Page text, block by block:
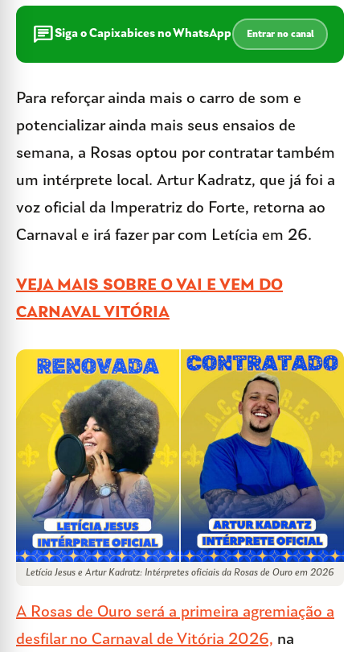
chatSiga o Capixabices no WhatsApp Entrar no canal
Para reforçar ainda mais o carro de som e
potencializar ainda mais seus ensaios de
semana, a Rosas optou por contratar também
um intérprete local. Artur Kadratz, que já foi a
voz oficial da Imperatriz do Forte, retorna ao
Carnaval e irá fazer par com Letícia em 26.
VEJA MAIS SOBRE O VAI E VEM DO
CARNAVAL VITÓRIA
Letícia Jesus e Artur Kadratz: Intérpretes oficiais da Rosas de Ouro em 2026
A Rosas de Ouro será a primeira agremiação a
desfilar no Carnaval de Vitória 2026, na